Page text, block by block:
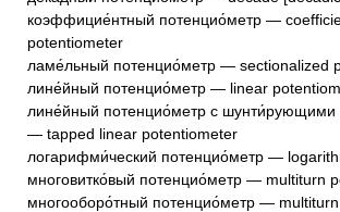
коэффицие́нтный потенцио́метр —
potentiometer
ламе́льный потенцио́метр — sectionalized
лине́йный потенцио́метр — linear
лине́йный потенцио́метр с шунти́рующими
— tapped linear potentiometer
логарифми́ческий потенцио́метр —
многовитко́вый потенцио́метр — multiturn
многооборо́тный потенцио́метр —